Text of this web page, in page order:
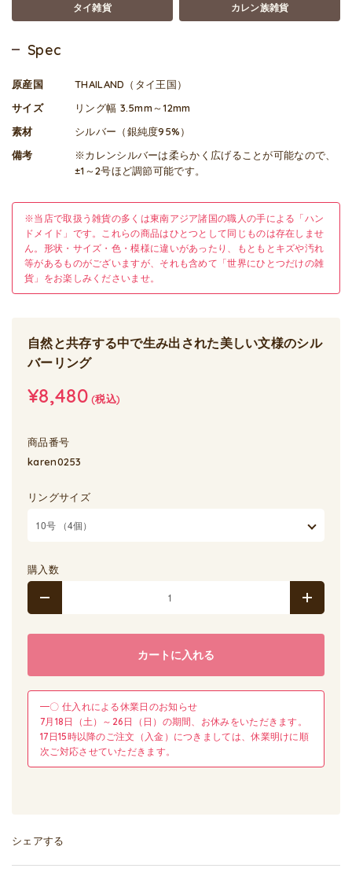
タイ雑貨 カレン族雑貨
Spec
原産国
THAILAND（タイ王国）
サイズ
リング幅 3.5mm～12mm
素材
シルバー（銀純度95%）
備考
※カレンシルバーは柔らかく広げることが可能なので、
±1～2号ほど調節可能です。
※当店で取扱う雑貨の多くは東南アジア諸国の職人の手による「ハン
ドメイド」です。これらの商品はひとつとして同じものは存在しませ
ん。形状・サイズ・色・模様に違いがあったり、もともとキズや汚れ
等があるものがございますが、それも含めて「世界にひとつだけの雑
貨」をお楽しみくださいませ。
自然と共存する中で生み出された美しい文様のシル
バーリング
¥8,480(税込)
商品番号
karen0253
リングサイズ
購入数
カートに入れる
━〇 仕入れによる休業日のお知らせ
7月18日（土）～26日（日）の期間、お休みをいただきます。
17日15時以降のご注文（入金）につきましては、休業明けに順
次ご対応させていただきます。
シェアする